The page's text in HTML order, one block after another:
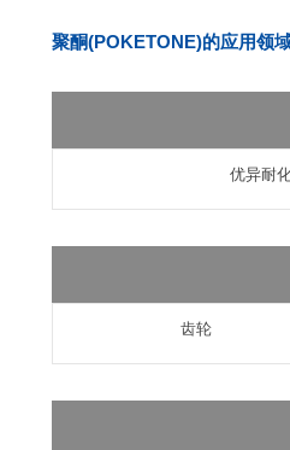
聚酮(POKETONE)的应用领
优异耐
齿轮